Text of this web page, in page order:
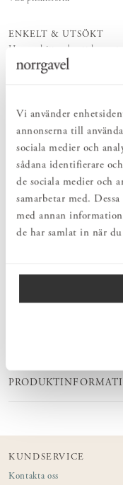
Vi använder
annonserna till
sociala medier och
sådana identifierare
de sociala medier och
samarbetar med.
med annan
de har samlat in när
ENKELT & UTSÖKT
Hos oss hittar du ett kurerat
både enkelt och vackert.
HARMONISK HELHET
Inredningsdetaljer som
helhetsupplevelse.
Dörrmatta Julia från
levande struktur.
naturlatex som hjälper
KUNDSERVICE
Kontakta oss